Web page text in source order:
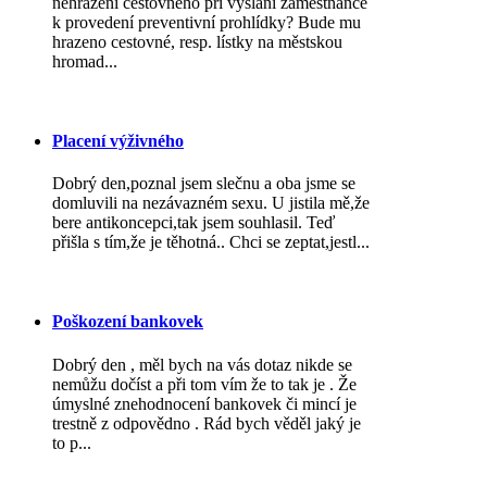
k provedení preventivní prohlídky? Bude mu
hrazeno cestovné, resp. lístky na městskou
hromad...
Placení výživného
Dobrý den,poznal jsem slečnu a oba jsme se
domluvili na nezávazném sexu. U jistila mě,že
bere antikoncepci,tak jsem souhlasil. Teď
přišla s tím,že je těhotná.. Chci se zeptat,jestl...
Poškození bankovek
Dobrý den , měl bych na vás dotaz nikde se
nemůžu dočíst a při tom vím že to tak je . Že
úmyslné znehodnocení bankovek či mincí je
trestně z odpovědno . Rád bych věděl jaký je
to p...